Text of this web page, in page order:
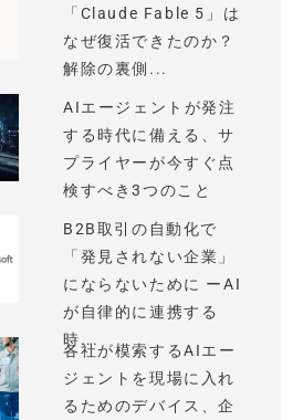
「Claude Fable 5」は
なぜ復活できたのか？
解除の裏側...
AIエージェントが発注
する時代に備える、サ
プライヤーが今すぐ点
検すべき3つのこと
B2B取引の自動化で
「発見されない企業」
にならないために ーAI
が自律的に連携する
時...
各社が模索するAIエー
ジェントを現場に入れ
るためのデバイス、企